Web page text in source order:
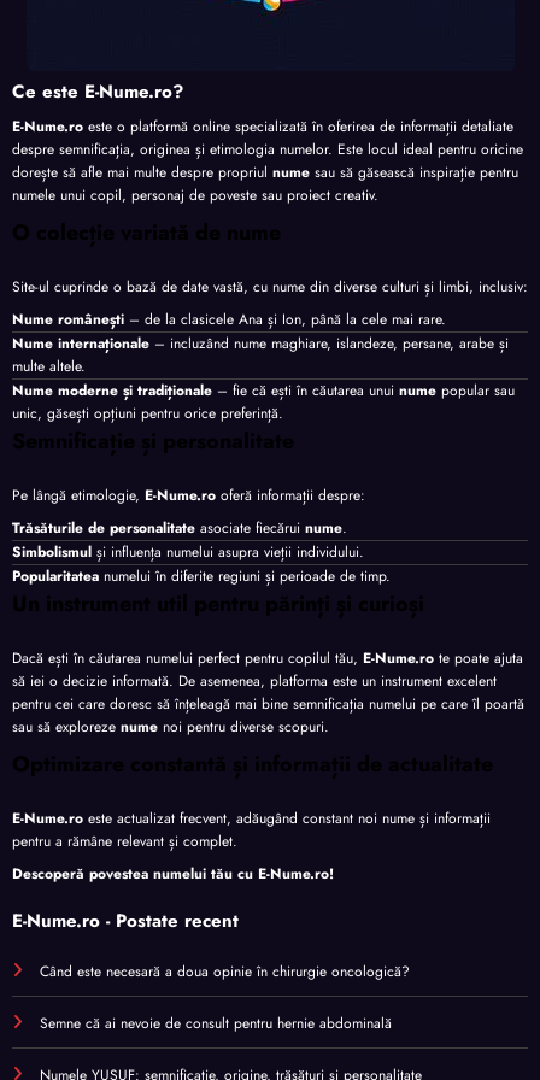
Ce este E-Nume.ro?
E-Nume.ro este o platformă online specializată în oferirea de informații detaliate
despre semnificația, originea și etimologia numelor. Este locul ideal pentru oricine
dorește să afle mai multe despre propriul nume sau să găsească inspirație pentru
numele unui copil, personaj de poveste sau proiect creativ.
O colecție variată de nume
Site-ul cuprinde o bază de date vastă, cu nume din diverse culturi și limbi, inclusiv:
Nume românești – de la clasicele Ana și Ion, până la cele mai rare.
Nume internaționale – incluzând nume maghiare, islandeze, persane, arabe și
multe altele.
Nume moderne și tradiționale – fie că ești în căutarea unui nume popular sau
unic, găsești opțiuni pentru orice preferință.
Semnificație și personalitate
Pe lângă etimologie, E-Nume.ro oferă informații despre:
Trăsăturile de personalitate asociate fiecărui nume.
Simbolismul și influența numelui asupra vieții individului.
Popularitatea numelui în diferite regiuni și perioade de timp.
Un instrument util pentru părinți și curioși
Dacă ești în căutarea numelui perfect pentru copilul tău, E-Nume.ro te poate ajuta
să iei o decizie informată. De asemenea, platforma este un instrument excelent
pentru cei care doresc să înțeleagă mai bine semnificația numelui pe care îl poartă
sau să exploreze nume noi pentru diverse scopuri.
Optimizare constantă și informații de actualitate
E-Nume.ro este actualizat frecvent, adăugând constant noi nume și informații
pentru a rămâne relevant și complet.
Descoperă povestea numelui tău cu E-Nume.ro!
E-Nume.ro - Postate recent
Când este necesară a doua opinie în chirurgie oncologică?
Semne că ai nevoie de consult pentru hernie abdominală
Numele YUSUF: semnificație, origine, trăsături și personalitate